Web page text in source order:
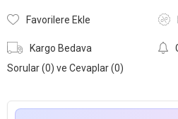
Favorilere Ekle
Kargo Bedava
Sorular (0) ve Cevaplar (0)